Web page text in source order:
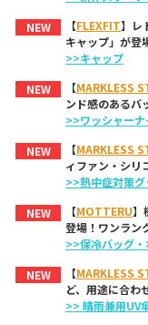
NEW
【FLEXFIT】レ
キャップ」が登
>>キャップ
NEW
【MARKLESS
ンド感のあるバ
>>ワッシャー
NEW
【MARKLESS
ィファン・シリ
>>熱中症対策グ
NEW
【MOTTERU】
登場！ワンラン
>>保冷バッグ
NEW
【MARKLESS
ど、用途に合わ
>> 晴雨兼用UV